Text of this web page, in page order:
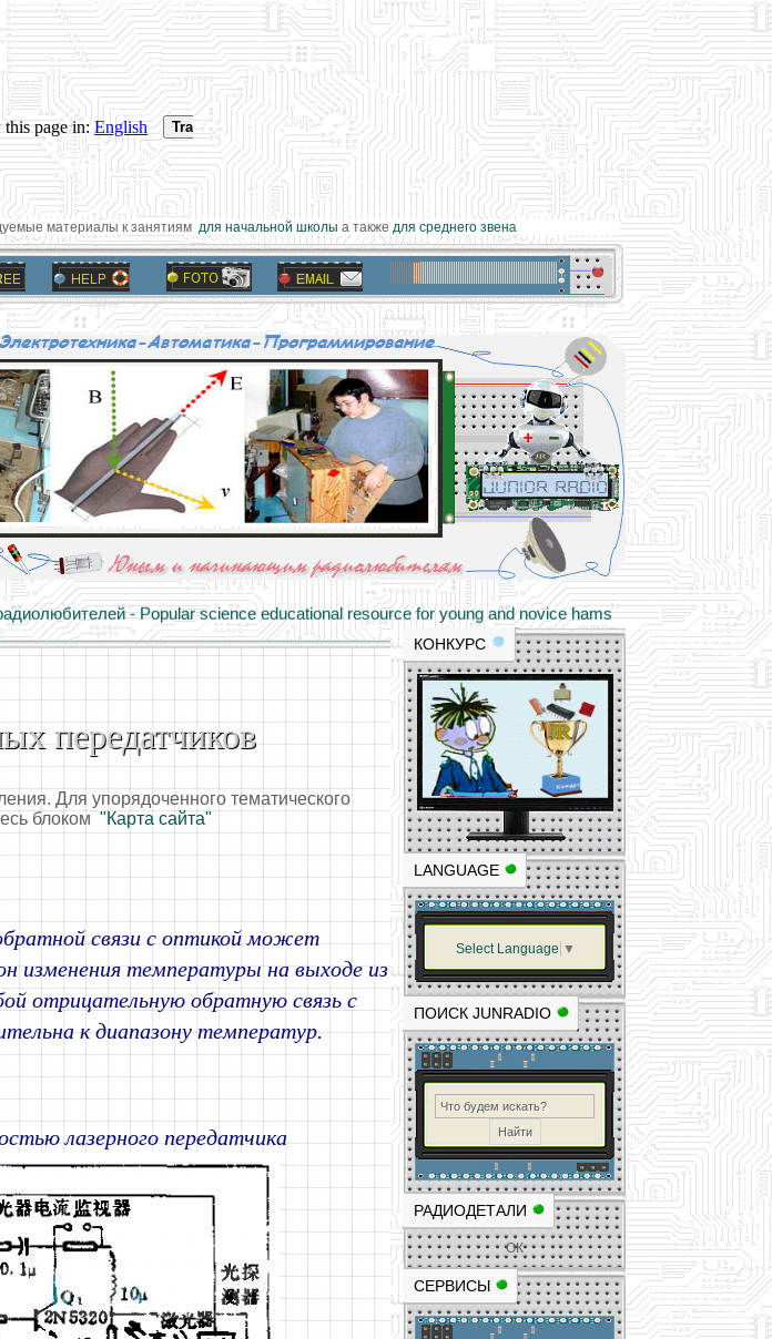
материалы к занятиямдля начальной школыа такжедля среднего звена
- Popular science educational resource for young and novice hams
- Basics of electricity, educational materials and professional experience
КОНКУРС
LANGUAGE
Select Language ▼
ПОИСК JUNRADIO
РАДИОДЕТАЛИ
ОК
СЕРВИСЫ
передатчиков
Для упорядоченного тематического
блоком "Карта сайта"
связи с оптикой может
изменения температуры на выходе из
отрицательную обратную связь с
к диапазону температур.
лазерного передатчика